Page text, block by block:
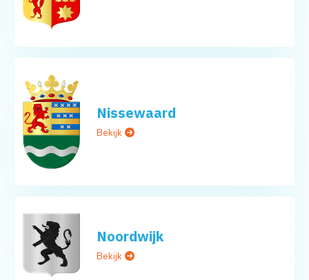
Nissewaard
Bekijk
Noordwijk
Bekijk